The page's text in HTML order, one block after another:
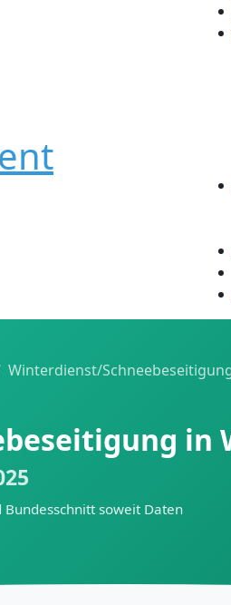
Winterdienst/
in
soweit Daten